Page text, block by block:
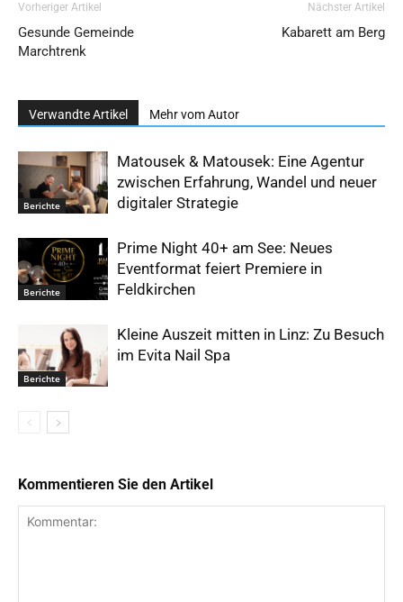
Vorheriger Artikel
Gesunde Gemeinde
Marchtrenk
Nächster Artikel
Kabarett am Berg
Verwandte Artikel Mehr vom Autor
Berichte
Matousek & Matousek: Eine Agentur
zwischen Erfahrung, Wandel und neuer
digitaler Strategie
Berichte
Prime Night 40+ am See: Neues
Eventformat feiert Premiere in
Feldkirchen
Berichte
Kleine Auszeit mitten in Linz: Zu Besuch
im Evita Nail Spa
Kommentieren Sie den Artikel